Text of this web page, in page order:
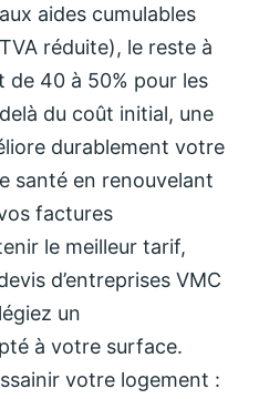
aides cumulables
réduite), le reste à
de 40 à 50% pour les
du coût initial, une
durablement votre
santé en renouvelant
factures
le meilleur tarif,
d’entreprises VMC
un
à votre surface.
votre logement :